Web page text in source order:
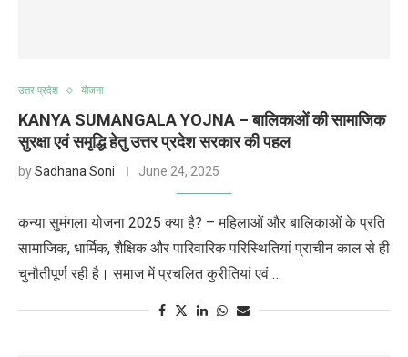
उत्तर प्रदेश योजना
KANYA SUMANGALA YOJNA – बालिकाओं की सामाजिक
सुरक्षा एवं समृद्धि हेतु उत्तर प्रदेश सरकार की पहल
bySadhana Soni June 24, 2025
कन्या सुमंगला योजना 2025 क्या है? – महिलाओं और बालिकाओं के प्रति
सामाजिक, धार्मिक, शैक्षिक और पारिवारिक परिस्थितियां प्राचीन काल से ही
चुनौतीपूर्ण रही है। समाज में प्रचलित कुरीतियां एवं …